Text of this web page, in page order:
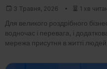
3 Травня, 2026 1 хв
Для великого роздрібного
водночас і перевага, і
мережа присутня в житті